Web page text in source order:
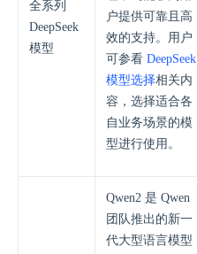
全系列
DeepSeek
模型
户提供可靠且高
效的支持。用户
可参看 DeepSeek
模型选择相关内
容，选择适合各
自业务场景的模
型进行使用。
Qwen2 是 Qwen
团队推出的新一
代大型语言模型